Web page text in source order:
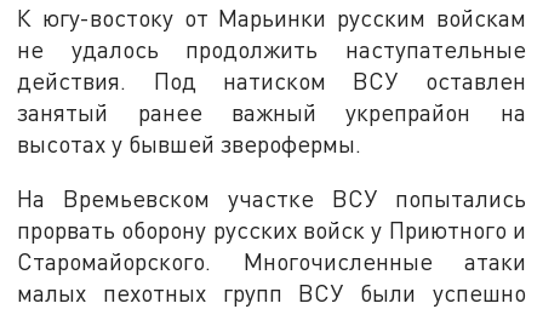
К югу-востоку от Марьинки русским войскам
не удалось продолжить наступательные
действия. Под натиском ВСУ оставлен
занятый ранее важный укрепрайон на
высотах у бывшей зверофермы.
На Времьевском участке ВСУ попытались
прорвать оборону русских войск у Приютного и
Старомайорского. Многочисленные атаки
малых пехотных групп ВСУ были успешно